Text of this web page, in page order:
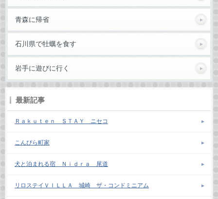
青森に帰省
石川県で牡蠣を食す
岩手に遊びに行く
最新記事
Ｒａｋｕｔｅｎ ＳＴＡＹ ニセコ
こんぴら町家
犬と泊まれる宿 Ｎｉｄｒａ 尾道
リロステイＶＩＬＬＡ 城崎 ザ・コンドミニアム